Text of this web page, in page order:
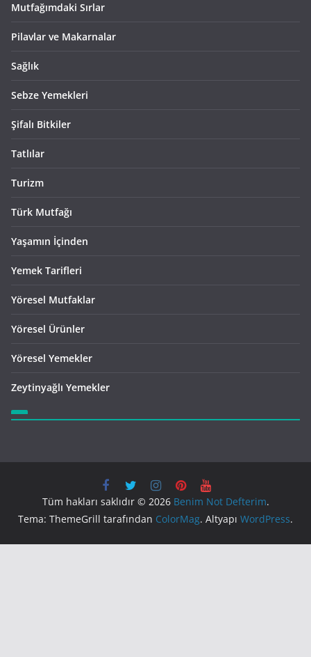
Mutfağımdaki Sırlar
Pilavlar ve Makarnalar
Sağlık
Sebze Yemekleri
Şifalı Bitkiler
Tatlılar
Turizm
Türk Mutfağı
Yaşamın İçinden
Yemek Tarifleri
Yöresel Mutfaklar
Yöresel Ürünler
Yöresel Yemekler
Zeytinyağlı Yemekler
Tüm hakları saklıdır © 2026 Benim Not Defterim.
Tema: ThemeGrill tarafından ColorMag. Altyapı WordPress.